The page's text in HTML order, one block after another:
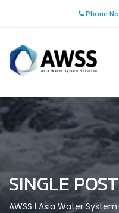
Phone
SINGLE POST
AWSS l Asia Water